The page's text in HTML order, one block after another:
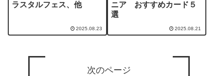
ラスタルフェス、他
2025.08.23
ニア おすすめカード５
選
2025.08.21
次のページ